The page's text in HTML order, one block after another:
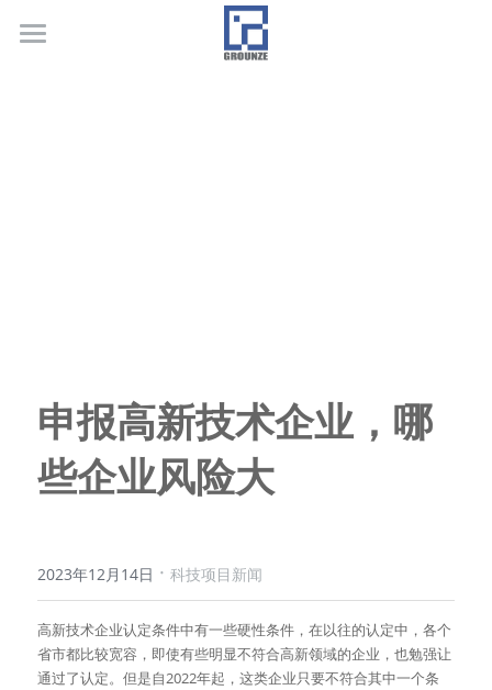
申报高新技术企业，哪
些企业风险大
2023年12月14日 · 科技项目新闻
高新技术企业认定条件中有一些硬性条件，在以往的认定中，各个
省市都比较宽容，即使有些明显不符合高新领域的企业，也勉强让
通过了认定。但是自2022年起，这类企业只要不符合其中一个条